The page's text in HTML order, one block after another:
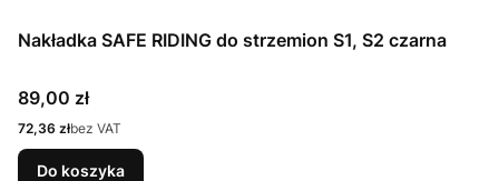
Nakładka SAFE RIDING do strzemion S1, S2 czarna
Cena
89,00 zł
Cena
72,36 złbez VAT
Do koszyka